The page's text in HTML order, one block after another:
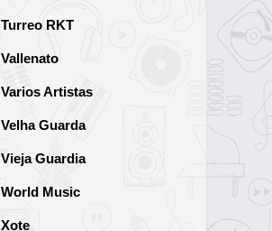
Turreo RKT
Vallenato
Varios Artistas
Velha Guarda
Vieja Guardia
World Music
Xote